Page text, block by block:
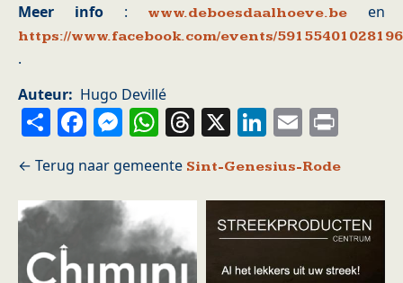
Meer info: www.deboesdaalhoeve.be en
https://www.facebook.com/events/
.
Auteur
Hugo Devillé
ShareFacebook
Messenger
WhatsApp
Threads
X LinkedIn
Email
Sint-Genesius-Rode